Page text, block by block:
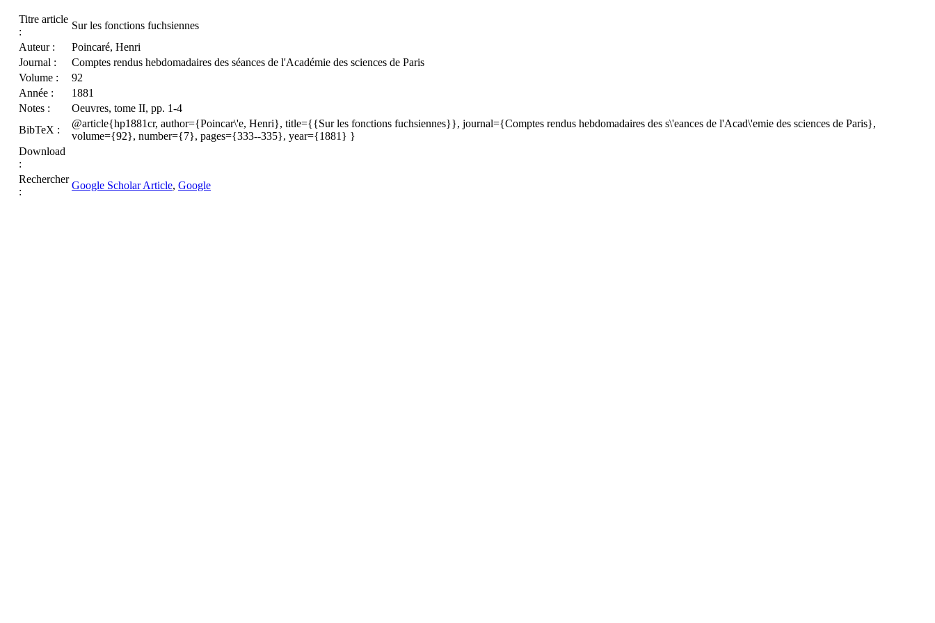
Titre article
:
Sur les fonctions fuchsiennes
Auteur :
Poincaré, Henri
Journal :
Comptes rendus hebdomadaires des séances de l'Académie des sciences de Paris
Volume :
92
Année :
1881
Notes :
Oeuvres, tome II, pp. 1-4
BibTeX :
@article{hp1881cr, author={Poincar\'e, Henri}, title={{Sur les fonctions fuchsiennes}}, journal={Comptes rendus hebdomadaires des s\'eances de l'Acad\'emie des sciences de Paris},
volume={92}, number={7}, pages={333--335}, year={1881} }
Download
:
Rechercher
:
Google Scholar Article, Google